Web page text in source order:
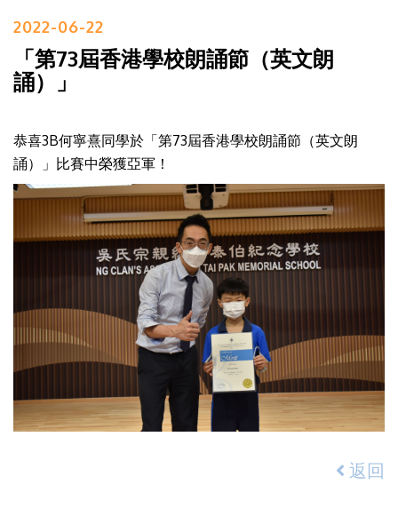
2022-06-22
「第73屆香港學校朗誦節（英文朗
誦）」
恭喜3B何寧熹同學於「第73屆香港學校朗誦節（英文朗
誦）」比賽中榮獲亞軍！
返回